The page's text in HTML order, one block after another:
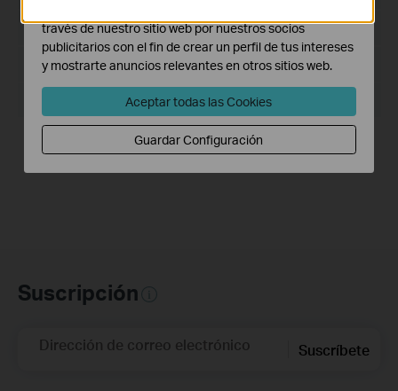
Idioma:Inglés
Tamaño de Archivo:5.47 MB
Sistema Operativo: Windows/Mac OS/Linux
Aplicación para aplicar configuración por lotes en
dispositivos Aginet.
Suscripción
Dirección de correo electrónico Suscríbete
través de nuestro sitio web por nuestros socios
publicitarios con el fin de crear un perfil de tus intereses
y mostrarte anuncios relevantes en otros sitios web.
Aceptar todas las Cookies
Guardar Configuración